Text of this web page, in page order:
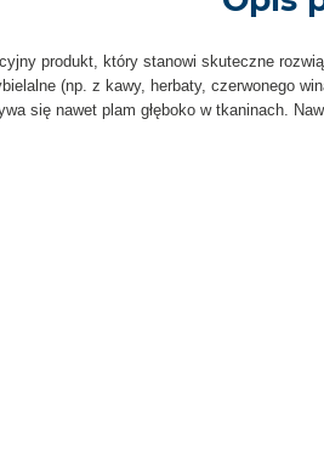
produkt, który stanowi skuteczne
(np. z kawy, herbaty, czerwonego
się nawet plam głęboko w tkaninach.